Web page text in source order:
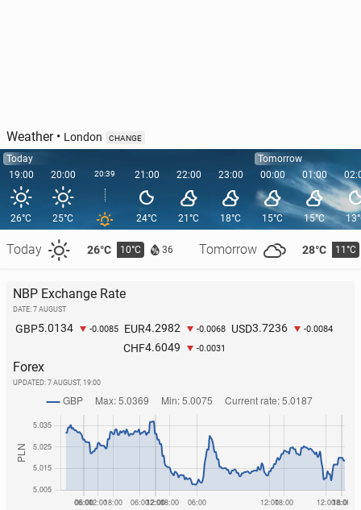
Weather• London CHANGE
Today
19:00
26°C
Today 26°C 10°C 36 Tomorrow 28°C 11°C
20:00
25°C
20:39 21:00
24°C
22:00
21°C
23:00
18°C
Tomorrow
00:00
15°C
01:00
15°C
NBP Exchange Rate
DATE: 7 AUGUST
GBP5.0134 -0.0085 EUR4.2982 -0.0068 USD3.7236 -0.0084
CHF4.6049 -0.0031
Forex
UPDATED: 7 AUGUST, 19:00